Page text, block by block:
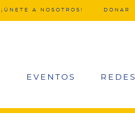
¡ÚNETE A NOSOTROS! DONAR
EVENTOS REDES